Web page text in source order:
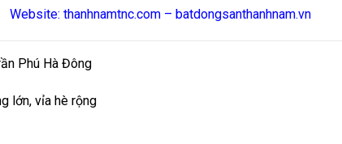
Website: thanhnamtnc.com – batdongsanthanhnam.vn
Phú Hà Đông
lớn, vỉa hè rộng